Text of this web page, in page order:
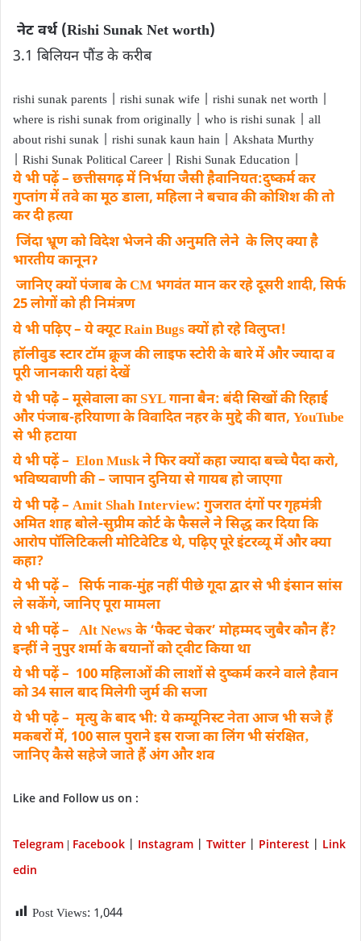
नेट वर्थ (Rishi Sunak Net worth)
3.1 बिलियन पौंड के करीब
rishi sunak parents | rishi sunak wife | rishi sunak net worth |
where is rishi sunak from originally | who is rishi sunak | all
about rishi sunak | rishi sunak kaun hain | Akshata Murthy
| Rishi Sunak Political Career | Rishi Sunak Education |
ये भी पढ़ें – छत्तीसगढ़ में निर्भया जैसी हैवानियत:दुष्कर्म कर
गुप्तांग में तवे का मूठ डाला, महिला ने बचाव की कोशिश की तो
कर दी हत्या
जिंदा भ्रूण को विदेश भेजने की अनुमति लेने के लिए क्या है
भारतीय कानूनॽ
जानिए क्यों पंजाब के CM भगवंत मान कर रहे दूसरी शादी, सिर्फ
25 लोगों को ही निमंत्रण
ये भी पढ़िए – ये क्यूट Rain Bugs क्यों हो रहे विलुप्त!
हॉलीवुड स्टार टॉम क्रूज की लाइफ स्टोरी के बारे में और ज्यादा व
पूरी जानकारी यहां देखें
ये भी पढे़ं – मूसेवाला का SYL गाना बैन: बंदी सिखों की रिहाई
और पंजाब-हरियाणा के विवादित नहर के मुद्दे की बात, YouTube
से भी हटाया
ये भी पढ़ें – Elon Musk ने फिर क्यों कहा ज्यादा बच्चे पैदा करो,
भविष्यवाणी की – जापान दुनिया से गायब हो जाएगा
ये भी पढे़ं – Amit Shah Interview: गुजरात दंगों पर गृहमंत्री
अमित शाह बोले-सुप्रीम कोर्ट के फैसले ने सिद्ध कर दिया कि
आरोप पॉलिटिकली मोटिवेटिड थे, पढ़िए पूरे इंटरव्यू में और क्या
कहा?
ये भी पढ़ें – सिर्फ नाक-मुंह नहीं पीछे गूदा द्वार से भी इंसान सांस
ले सकेंगे, जानिए पूरा मामला
ये भी पढ़ें – Alt News के ‘फैक्ट चेकर’ मोहम्मद जुबैर कौन हैं?
इन्हीं ने नुपुर शर्मा के बयानों को ट्वीट किया था
ये भी पढ़ें – 100 महिलाओं की लाशों से दुष्कर्म करने वाले हैवान
को 34 साल बाद मिलेगी जुर्म की सजा
ये भी पढे़ं – मृत्यु के बाद भी: ये कम्यूनिस्ट नेता आज भी सजे हैं
मकबरों में, 100 साल पुराने इस राजा का लिंग भी संरक्षित‚
जानिए कैसे सहेजे जाते हैं अंग और शव
Like and Follow us on :
Telegram | Facebook Instagram Twitter Pinterest
Link
edin
Post Views: 1,044